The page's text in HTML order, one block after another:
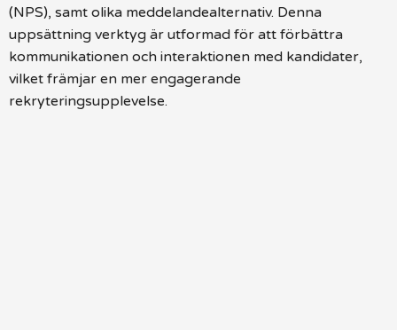
(NPS), samt olika meddelandealternativ. Denna
uppsättning verktyg är utformad för att förbättra
kommunikationen och interaktionen med kandidater,
vilket främjar en mer engagerande
rekryteringsupplevelse.